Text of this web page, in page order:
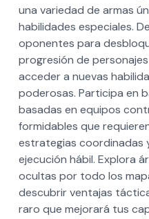
una variedad de armas
habilidades especiales.
oponentes para
progresión de
acceder a nuevas
poderosas. Participa en
basadas en equipos
formidables que
estrategias coordinadas
ejecución hábil. Explora
ocultas por todo los
descubrir ventajas
raro que mejorará tus